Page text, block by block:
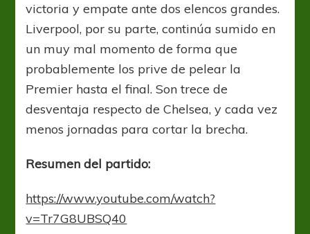
victoria y empate ante dos elencos grandes.
Liverpool, por su parte, continúa sumido en
un muy mal momento de forma que
probablemente los prive de pelear la
Premier hasta el final. Son trece de
desventaja respecto de Chelsea, y cada vez
menos jornadas para cortar la brecha.
Resumen del partido:
https://www.youtube.com/watch?
v=Tr7G8UBSQ40